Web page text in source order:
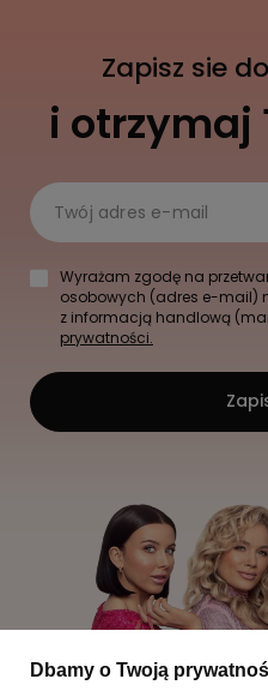
Zapisz sie
i otrzymaj
Twój adres e-mail
Wyrażam zgodę na
osobowych (adres e-mail)
z informacją handlową
prywatności.
Dbamy o Twoją